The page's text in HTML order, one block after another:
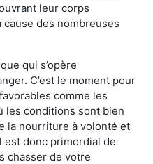
leur corps
des nombreuses
qui s’opère
C’est le moment pour
comme les
les conditions sont bien
la nourriture à volonté et
est donc primordial de
chasser de votre